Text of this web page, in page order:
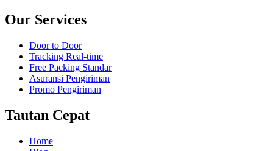
Our Services
Door to Door
Tracking Real-time
Free Packing Standar
Asuransi Pengiriman
Promo Pengiriman
Tautan Cepat
Home